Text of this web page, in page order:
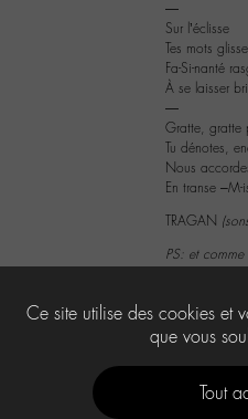
―
Sur l’éclisse
Tes mots
Fa-Si-nanté
À se laisser
―
Gratte, gratte
Tu dénotes,
Nous
En transe –M-
TRAGAN
PS: et
Ce site utilise des cookies et
que vous
Tout